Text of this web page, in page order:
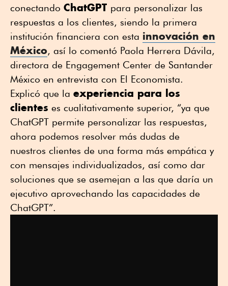
conectando ChatGPT para personalizar las
respuestas a los clientes, siendo la primera
institución financiera con esta innovación en
México, así lo comentó Paola Herrera Dávila,
directora de Engagement Center de Santander
México en entrevista con El Economista.
Explicó que la experiencia para los
clientes es cualitativamente superior, “ya que
ChatGPT permite personalizar las respuestas,
ahora podemos resolver más dudas de
nuestros clientes de una forma más empática y
con mensajes individualizados, así como dar
soluciones que se asemejan a las que daría un
ejecutivo aprovechando las capacidades de
ChatGPT”.